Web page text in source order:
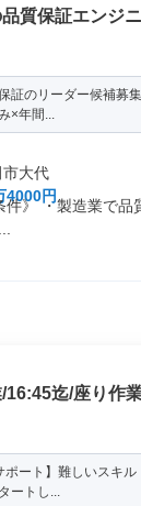
質保証エンジ
証のリーダー候補募
×年間...
大代
4000円
》 ・製造業で品
迄/座り作
ポート】難しいスキ
ートし...